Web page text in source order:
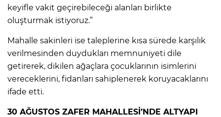
keyifle vakit geçirebileceği alanları birlikte
oluşturmak istiyoruz.”
Mahalle sakinleri ise taleplerine kısa sürede karşılık
verilmesinden duydukları memnuniyeti dile
getirerek, dikilen ağaçlara çocuklarının isimlerini
vereceklerini, fidanları sahiplenerek koruyacaklarını
ifade etti.
30 AĞUSTOS ZAFER MAHALLESİ’NDE ALTYAPI